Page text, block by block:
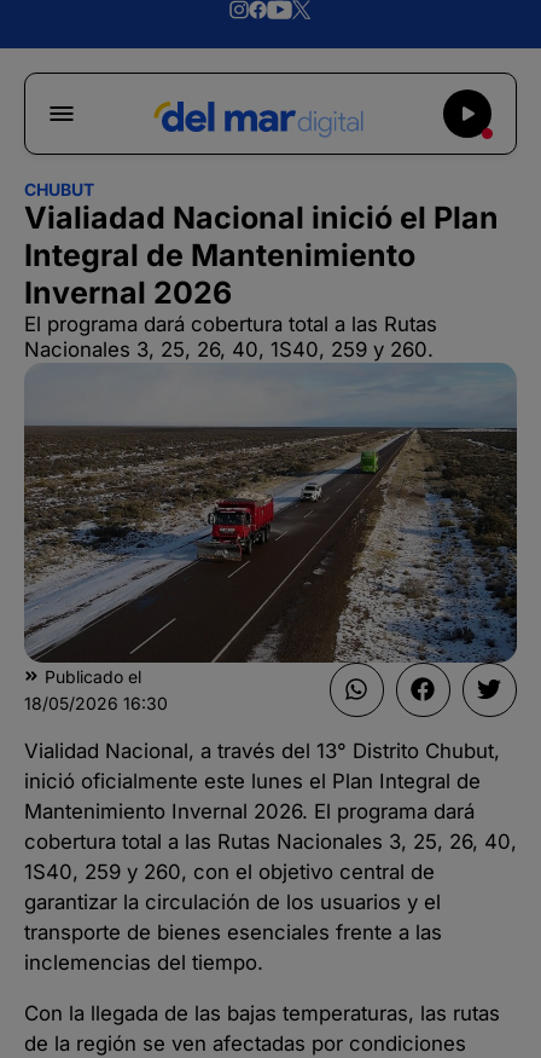
CHUBUT
Vialiadad Nacional inició el Plan
Integral de Mantenimiento
Invernal 2026
El programa dará cobertura total a las Rutas
Nacionales 3, 25, 26, 40, 1S40, 259 y 260.
Publicado el
18/05/2026 16:30
Vialidad Nacional, a través del 13° Distrito Chubut,
inició oficialmente este lunes el Plan Integral de
Mantenimiento Invernal 2026. El programa dará
cobertura total a las Rutas Nacionales 3, 25, 26, 40,
1S40, 259 y 260, con el objetivo central de
garantizar la circulación de los usuarios y el
transporte de bienes esenciales frente a las
inclemencias del tiempo.
Con la llegada de las bajas temperaturas, las rutas
de la región se ven afectadas por condiciones